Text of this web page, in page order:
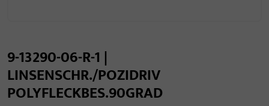
9-13290-06-R-1 |
LINSENSCHR./POZIDRIV
POLYFLECKBES.90GRAD